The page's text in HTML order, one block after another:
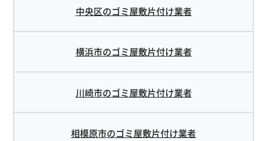
中央区のゴミ屋敷片付け業者
横浜市のゴミ屋敷片付け業者
川崎市のゴミ屋敷片付け業者
相模原市のゴミ屋敷片付け業者